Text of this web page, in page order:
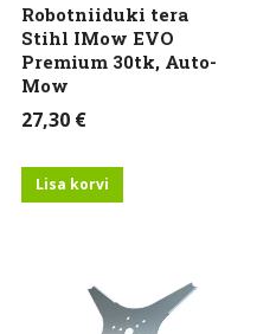
Robotniiduki tera
Stihl IMow EVO
Premium 30tk, Auto-
Mow
27,30 €
Lisa korvi